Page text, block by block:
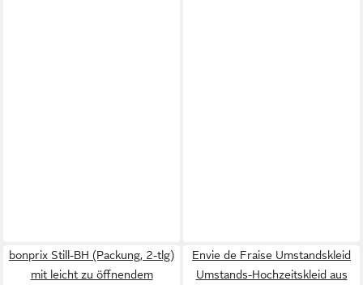
bonprix Still-BH (Packung, 2-tlg)
mit leicht zu öffnendem
Envie de Fraise Umstandskleid
Umstands-Hochzeitskleid aus